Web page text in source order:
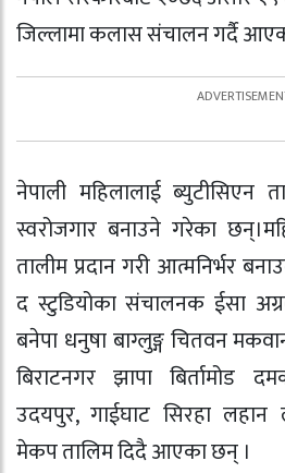
जिल्लामा कलास संचालन गर्दै
नेपाली महिलालाई ब्युटीसिएन
स्वरोजगार बनाउने गरेका
तालीम प्रदान गरी आत्मनिर्भर
द स्टुडियोका संचालनक ईसा
बनेपा धनुषा बाग्लुङ्ग चितवन
बिराटनगर झापा बिर्तामोड
उदयपुर, गाईघाट सिरहा लहान
मेकप तालिम दिदै आएका छन् ।